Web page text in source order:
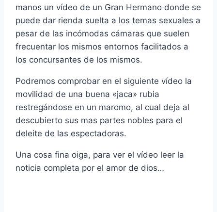
manos un ví­deo de un Gran Hermano donde se
puede dar rienda suelta a los temas sexuales a
pesar de las incómodas cámaras que suelen
frecuentar los mismos entornos facilitados a
los concursantes de los mismos.
Podremos comprobar en el siguiente ví­deo la
movilidad de una buena «jaca» rubia
restregándose en un maromo, al cual deja al
descubierto sus mas partes nobles para el
deleite de las espectadoras.
Una cosa fina oiga, para ver el ví­deo leer la
noticia completa por el amor de dios…